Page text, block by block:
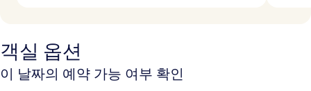
객실 옵션
이 날짜의 예약 가능 여부 확인